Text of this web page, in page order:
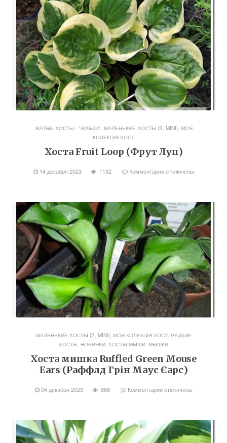
ЖАТЫЕ ХОСТЫ - "ЖАБКИ", МАЛЕНЬКИЕ ХОСТЫ (S, MINI), МОЯ
КОЛЕКЦІЯ ХОСТ
Хоста Fruit Loop (Фрут Луп)
14 декабря 2023 1132 Комментарииотключены
МАЛЕНЬКИЕ ХОСТЫ (S, MINI), МОЯ КОЛЕКЦІЯ ХОСТ, РЕДКИЕ
ХОСТЫ, НОВИНКИ, ХОСТЫ-МЫШИ, МЫШКИ
Хоста мишка Ruffled Green Mouse
Ears (Раффлд Грін Маус Єарс)
04 декабря 2023 868 Комментарииотключены